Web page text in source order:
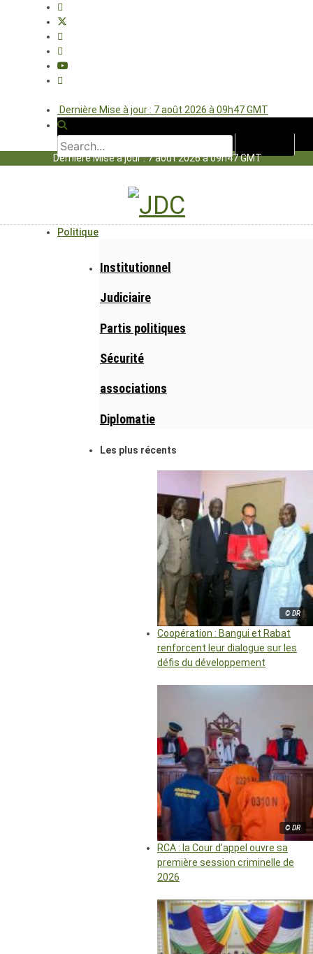
Dernière Mise à jour : 7 août 2026 à 09h47 GMT
Dernière Mise à jour : 7 août 2026 à 09h47 GMT
Politique
Institutionnel
Judiciaire
Partis politiques
Sécurité
associations
Diplomatie
Les plus récents
© DR
Coopération : Bangui et Rabat
renforcent leur dialogue sur les
défis du développement
© DR
RCA : la Cour d’appel ouvre sa
première session criminelle de
2026